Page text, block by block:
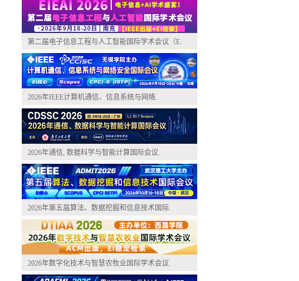
第二届电子信息工程与人工智能国际学术会议（E.
2026年IEEE计算机通信、信息系统与网络.
2026年通信, 数据科学与智能计算国际会议.
2026年第五届算法、数据挖掘和信息技术国际.
2026年数字化技术与智慧农牧业国际学术会议.